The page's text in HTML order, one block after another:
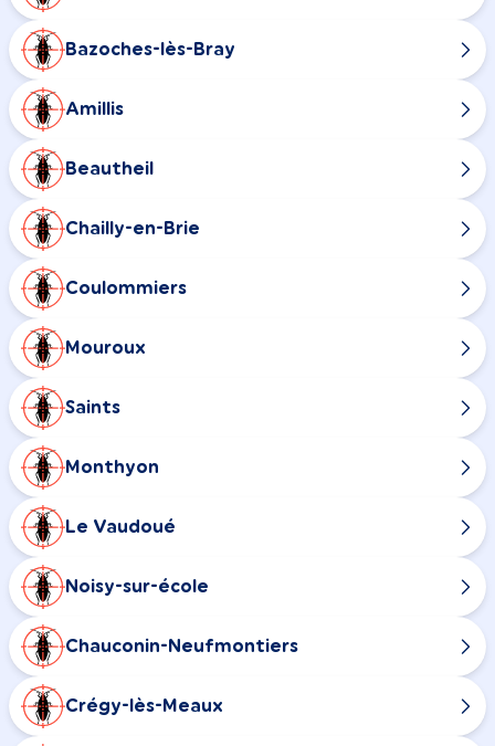
Bazoches-lès-Bray
Amillis
Beautheil
Chailly-en-Brie
Coulommiers
Mouroux
Saints
Monthyon
Le Vaudoué
Noisy-sur-école
Chauconin-Neufmontiers
Crégy-lès-Meaux